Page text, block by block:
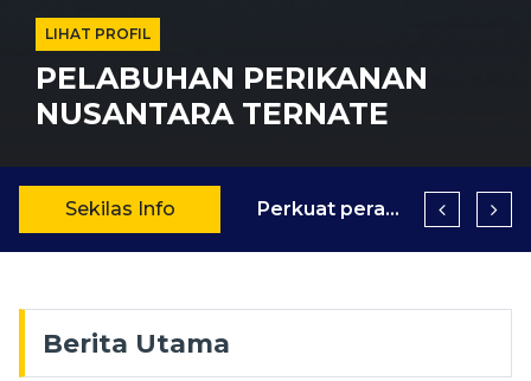
LIHAT PROFIL
PELABUHAN PERIKANAN
NUSANTARA TERNATE
Sekilas Info
Pelayanan SPB dan SHTI di pelabuhan perikanan tidak memungut biaya ( Gratis ) Perkuat peran pelabuhan perikanan sebagai ujung tombak pemberantasan kegiatan IUU Fishing
Berita Utama